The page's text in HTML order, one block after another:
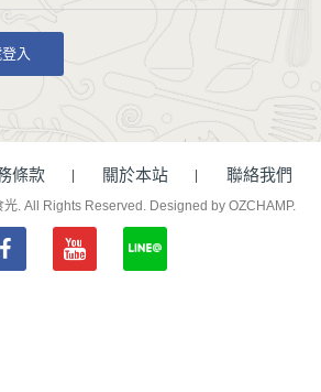
入
條款 關於本站 聯絡我們
. All Rights Reserved. Designed by OZCHAMP.